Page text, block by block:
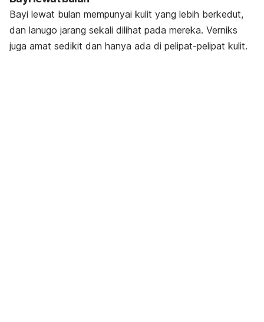
Bayi lewat bulan mempunyai kulit yang lebih berkedut,
dan lanugo jarang sekali dilihat pada mereka. Verniks
juga amat sedikit dan hanya ada di pelipat-pelipat kulit.